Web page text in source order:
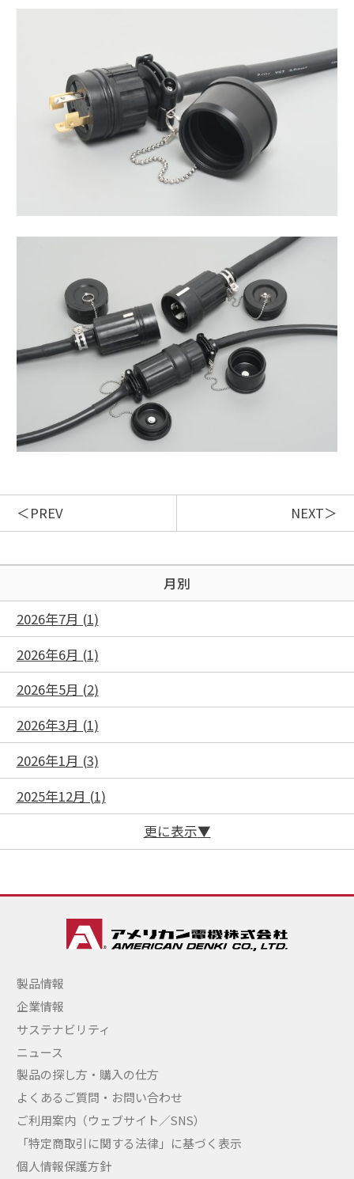
PREV NEXT
月別
2026年7月 (1)
2026年6月 (1)
2026年5月 (2)
2026年3月 (1)
2026年1月 (3)
2025年12月 (1)
更に表示
製品情報
企業情報
サステナビリティ
ニュース
製品の探し方・購入の仕方
よくあるご質問・お問い合わせ
ご利用案内（ウェブサイト／SNS）
「特定商取引に関する法律」に基づく表示
個人情報保護方針